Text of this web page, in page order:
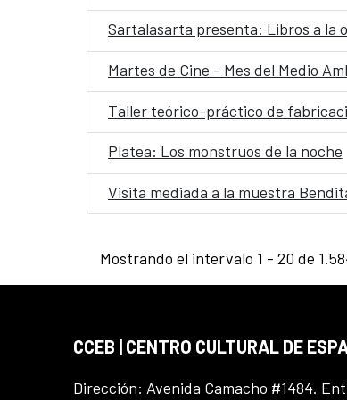
Sartalasarta presenta: Libros a la
Martes de Cine - Mes del Medio
Taller teórico-práctico de
Platea: Los monstruos de la noche
Visita mediada a la muestra
Mostrando el intervalo 1 - 20 de
CCEB | CENTRO CULTURAL DE
Dirección: Avenida Camacho #1484.